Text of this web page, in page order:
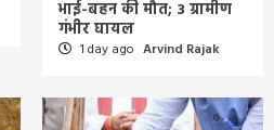
भाई-बहन की मौत; 3 ग्रामीण
गंभीर घायल
1 day ago Arvind Rajak